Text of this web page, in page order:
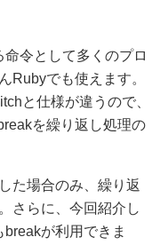
令として多くのプロ
Rubyでも使えます。
と仕様が違うので、
を繰り返し処理の
た場合のみ、繰り返
さらに、今回紹介し
が利用できま